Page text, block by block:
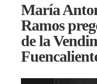
María
Ramos
de la